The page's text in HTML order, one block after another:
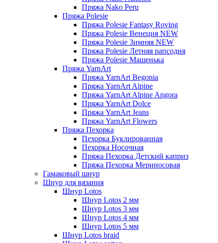
Пряжа Nako Peru
Пряжа Polesie
Пряжа Polesie Fantasy Roving
Пряжа Polesie Венеция NEW
Пряжа Polesie Зимняя NEW
Пряжа Polesie Летняя рапсодия
Пряжа Polesie Машенька
Пряжа YarnArt
Пряжа YarnArt Begonia
Пряжа YarnArt Alpine
Пряжа YarnArt Alpine Angora
Пряжа YarnArt Dolce
Пряжа YarnArt Jeans
Пряжа YarnArt Flowers
Пряжа Пехорка
Пехорка Буклированная
Пехорка Носочная
Пряжа Пехорка Детский каприз
Пряжа Пехорка Мериносовая
Гамаковый шнур
Шнур для вязания
Шнур Lotos
Шнур Lotos 2 мм
Шнур Lotos 3 мм
Шнур Lotos 4 мм
Шнур Lotos 5 мм
Шнур Lotos braid